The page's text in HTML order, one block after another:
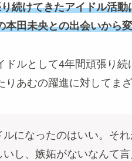
続けてきたアイドル活
本田未央との出会いから
ルとして4年間頑張り続
あむの躍進に対してま
になったのはいい。そ
し、嫉妬がないなんて言